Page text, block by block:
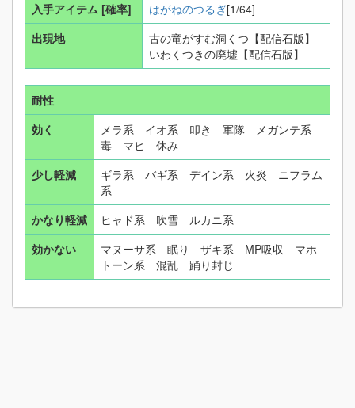
入手アイテム [確率] はがねのつるぎ[1/64]
出現地
古の竜がすむ洞くつ【配信石版】
いわくつきの廃墟【配信石版】
耐性
効く
メラ系 イオ系 叩き 軍隊 メガンテ系
毒 マヒ 休み
少し軽減
ギラ系 バギ系 デイン系 火炎 ニフラム
系
かなり軽減
ヒャド系 吹雪 ルカニ系
効かない
マヌーサ系 眠り ザキ系 MP吸収 マホ
トーン系 混乱 踊り封じ